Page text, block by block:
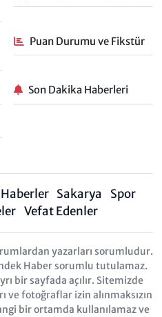
Puan Durumu ve Fikstür
Son Dakika Haberleri
Sakarya
Spor
Vefat Edenler
yazarları sorumludur.
Haber sorumlu tutulamaz.
bir sayfada açılır. Sitemizde
ve fotoğraflar izin alınmaksızın
bir ortamda kullanılamaz ve